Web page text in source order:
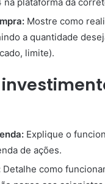
Mostre como
a quantidade
limite).
Explique o
de ações.
Detalhe como